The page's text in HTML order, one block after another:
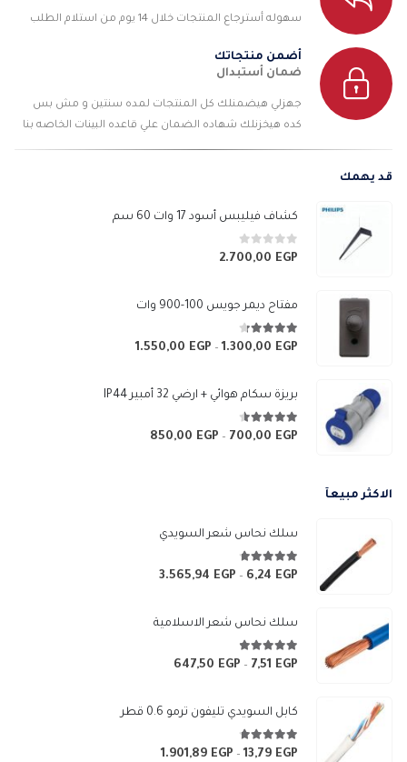
سهوله أسترجاع المنتجات خلال 14 يوم من استلام الطلب
أضمن منتجاتك
ضمان أستبدال
جهزلي هيضمنلك كل المنتجات لمده سنتين و مش بس
كده هيخزنلك شهاده الضمان علي قاعده البينات الخاصه بنا
قد يهمك
كشاف فيليبس أسود 17 وات 60 سم
0من 52.700,00 EGP
مفتاح ديمر جويس 100-900 وات
4.25 من 5
1.300,00 EGP
–
1.550,00 EGP
نطاق
من
بريزة سكام هوائي + ارضي 32 أمبير IP44
4.50 من 5
700,00 EGP
–
850,00 EGP
الاكثر مبيعآ
سلك نحاس شعر السويدي
4.67 من 5
6,24 EGP
–
3.565,94 EGP
نطاق
منسلك نحاس شعر الاسلامية
4.83 من 5
7,51 EGP
–
647,50 EGP
من
خلال
كابل السويدي تليفون ترمو 0.6 قطر
4.67 من 5
13,79 EGP
–
1.901,89 EGP
نطاق